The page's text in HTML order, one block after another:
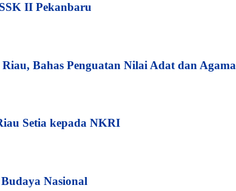
II Pekanbaru
Bahas Penguatan Nilai Adat dan Agama
Setia kepada NKRI
Nasional